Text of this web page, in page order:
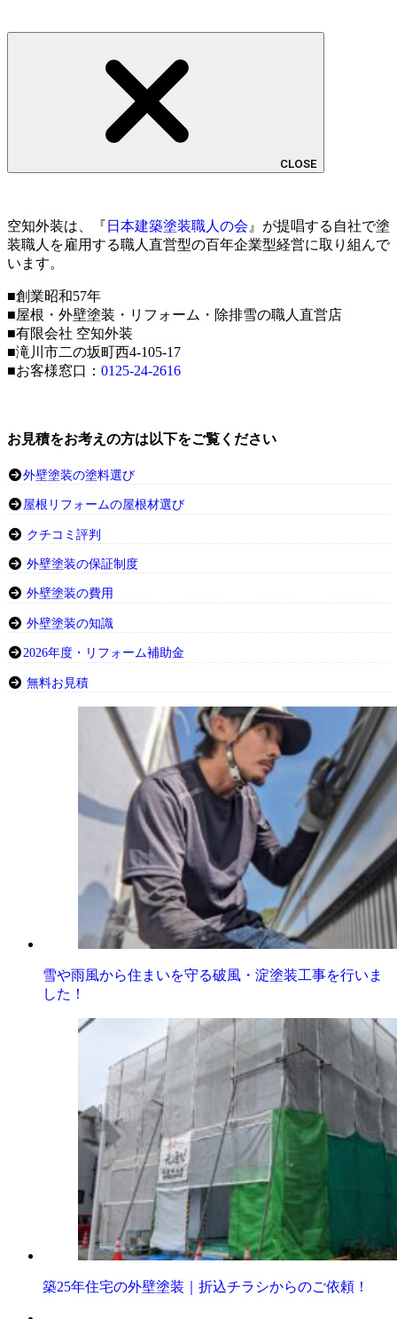
CLOSE
空知外装は、『 日本建築塗装職人の会 』が提唱する自社で塗
装職人を雇用する職人直営型の百年企業型経営に取り組んで
います。
■創業昭和57年
■屋根・外壁塗装・リフォーム・除排雪の職人直営店
■有限会社 空知外装
■滝川市二の坂町西4-105-17
■お客様窓口： 0125-24-2616
お見積をお考えの方は以下をご覧ください
外壁塗装の塗料選び
屋根リフォームの屋根材選び
クチコミ評判
外壁塗装の保証制度
外壁塗装の費用
外壁塗装の知識
2026年度・リフォーム補助金
無料お見積
雪や雨風から住まいを守る破風・淀塗装工事を行いま
した！
築25年住宅の外壁塗装｜折込チラシからのご依頼！